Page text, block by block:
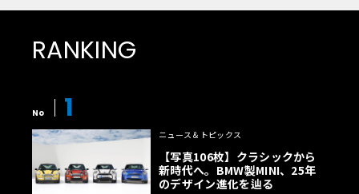
RANKING
No 1
ニュース＆トピックス
【写真106枚】クラシックから
新時代へ。BMW製MINI、25年
のデザイン進化を辿る